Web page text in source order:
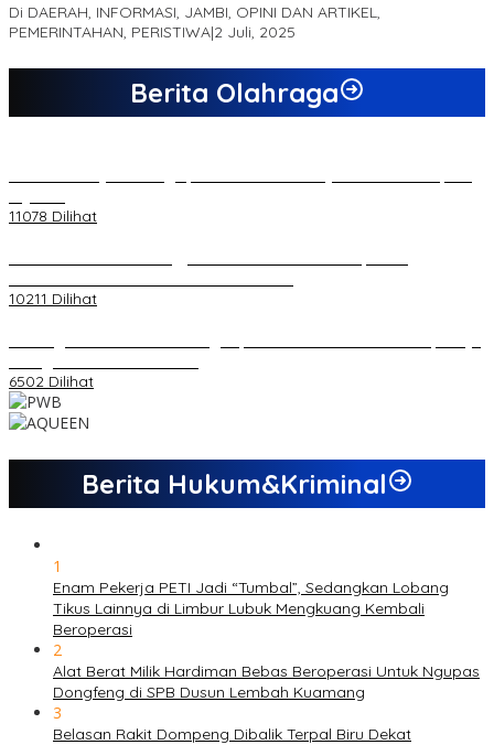
Di DAERAH, INFORMASI, JAMBI, OPINI DAN ARTIKEL,
PEMERINTAHAN, PERISTIWA|2 Juli, 2025
Berita Olahraga
11078 Dilihat
10211 Dilihat
6502 Dilihat
Berita Hukum&Kriminal
1
Enam Pekerja PETI Jadi “Tumbal”, Sedangkan Lobang
Tikus Lainnya di Limbur Lubuk Mengkuang Kembali
Beroperasi
2
Alat Berat Milik Hardiman Bebas Beroperasi Untuk Ngupas
Dongfeng di SPB Dusun Lembah Kuamang
3
Belasan Rakit Dompeng Dibalik Terpal Biru Dekat